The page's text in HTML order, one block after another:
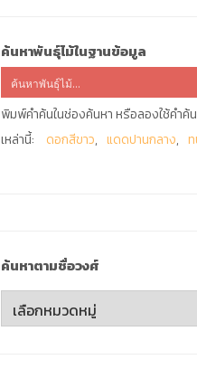
ค้นหาพันธุ์ไม้ในฐานข้อมูล
พิมพ์คำค้นในช่องค้นหา หรือลองใช้คำค้
เหล่านี้:
ดอกสีขาว แดดปานกลาง
ค้นหาตามชื่อวงศ์
ค้นหา
ตาม